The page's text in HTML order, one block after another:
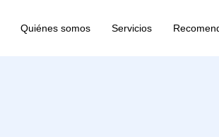
Quiénes somos Servicios